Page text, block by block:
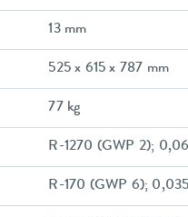
13 mm
525 x 615 x 787 mm
77 kg
R-1270 (GWP 2);
R-170 (GWP 6);